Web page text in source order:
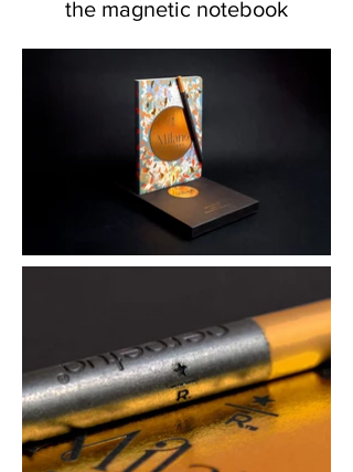
the magnetic notebook